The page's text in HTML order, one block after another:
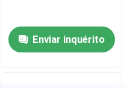
Enviar inquérito